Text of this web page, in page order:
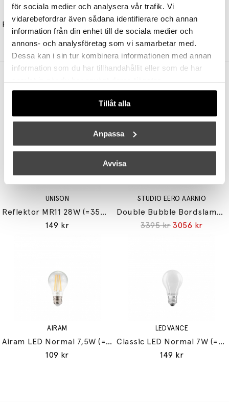
för sociala medier och analysera vår trafik. Vi
vidarebefordrar även sådana identifierare och annan
information från din enhet till de sociala medier och
annons- och analysföretag som vi samarbetar med.
Dessa kan i sin tur kombinera informationen med annan
information som du har tillhandahållit eller som de har
samlat in när du har använt deras tjänster.
Tillåt alla
Anpassa
Avvisa
&TRADITION
Flowerpot Bordslampa VP3 Matt Black
&TRADITION
Andra köpte även
UNISON
Reflektor MR11 28W (=35W) GU10
149 kr
STUDIO EERO AARNIO
Double Bubble Bordslampa Small
3395 kr 3056 kr
AIRAM
Airam LED Normal 7,5W (=60W) E27
109 kr
LEDVANCE
Classic LED Normal 7W (=60W) E27
149 kr